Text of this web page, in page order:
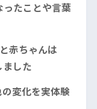
たことや言葉
赤ちゃんは
した
変化を実体験